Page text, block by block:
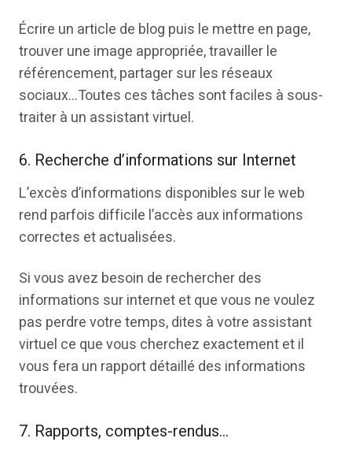
Écrire un article de blog puis le mettre en page,
trouver une image appropriée, travailler le
référencement, partager sur les réseaux
sociaux…Toutes ces tâches sont faciles à sous-
traiter à un assistant virtuel.
6. Recherche d’informations sur Internet
L’excès d’informations disponibles sur le web
rend parfois difficile l’accès aux informations
correctes et actualisées.
Si vous avez besoin de rechercher des
informations sur internet et que vous ne voulez
pas perdre votre temps, dites à votre assistant
virtuel ce que vous cherchez exactement et il
vous fera un rapport détaillé des informations
trouvées.
7. Rapports, comptes-rendus…